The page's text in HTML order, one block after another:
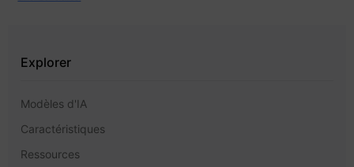
Explorer
Modèles d'IA
Caractéristiques
Ressources